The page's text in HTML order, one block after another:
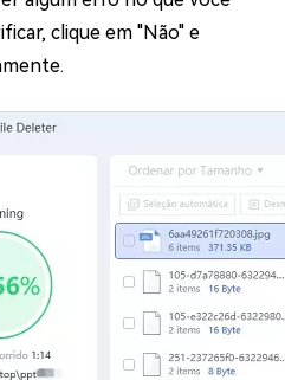
clique em "Não" e